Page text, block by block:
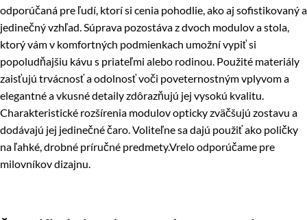
odporúčaná pre ľudí, ktorí si cenia pohodlie, ako aj sofistikovaný a
jedinečný vzhľad. Súprava pozostáva z dvoch modulov a stola,
ktorý vám v komfortných podmienkach umožní vypiť si
popoludňajšiu kávu s priateľmi alebo rodinou. Použité materiály
zaisťujú trvácnosť a odolnosť voči poveternostným vplyvom a
elegantné a vkusné detaily zdôrazňujú jej vysokú kvalitu.
Charakteristické rozšírenia modulov opticky zväčšujú zostavu a
dodávajú jej jedinečné čaro. Voliteľne sa dajú použiť ako poličky
na ľahké, drobné príručné predmety.Vrelo odporúčame pre
milovníkov dizajnu.